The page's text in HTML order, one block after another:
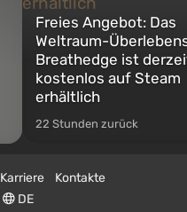
Freies Angebot: Das
Weltraum-
Breathedge ist
kostenlos auf Steam
erhältlich
22 Stunden zurück
Karriere
Kontakte
DE